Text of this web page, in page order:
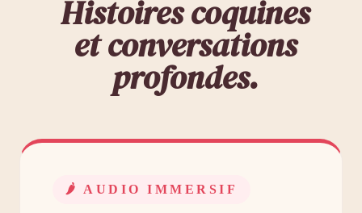
Histoires coquines
et conversations
profondes.
🌶 AUDIO IMMERSIF